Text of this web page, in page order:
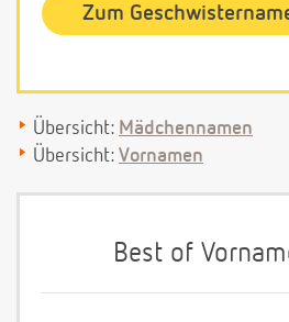
Zum
Übersicht: Mädchennamen
Übersicht: Vornamen
Best of